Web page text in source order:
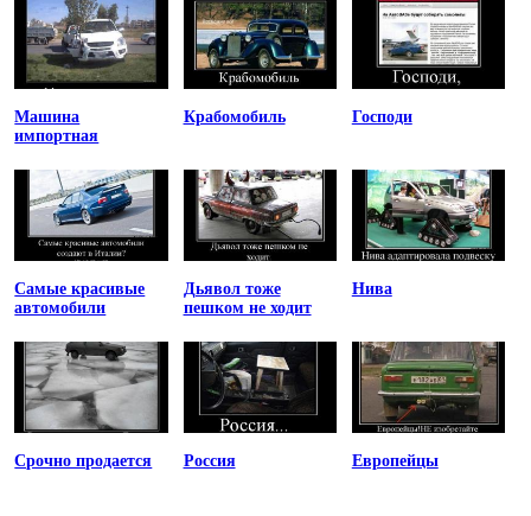
Машина
импортная
Крабомобиль Господи
Самые красивые
автомобили
Дьявол тоже
пешком не ходит
Нива
Срочно продается Россия Европейцы